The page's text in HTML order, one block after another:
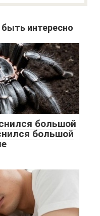
интересно
большой
большой